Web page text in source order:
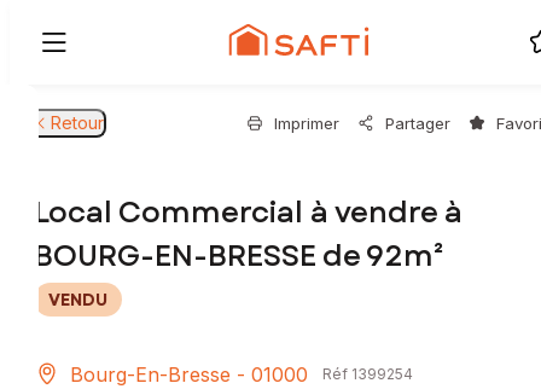
Retour Imprimer Partager
Local Commercial à vendre à
BOURG-EN-BRESSE de 92m²
VENDU
Bourg-En-Bresse - 01000 Réf 1399254